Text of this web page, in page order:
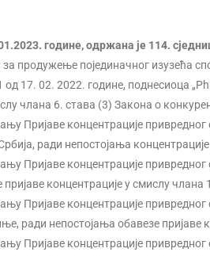
године, одржана је 114.
за продужење појединачног изузећа
17. 02. 2022. године, поднесиоца
члана 6. става (3) Закона о
Пријаве концентрације
ради непостојања
Пријаве концентрације привредног
концентрације у смислу
Пријаве концентрације
ради непостојања обавезе пријаве
Пријаве концентрације